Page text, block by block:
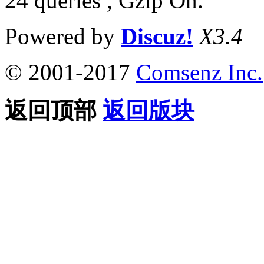
Powered by Discuz! X3.4
© 2001-2017 Comsenz Inc.
返回顶部 返回版块